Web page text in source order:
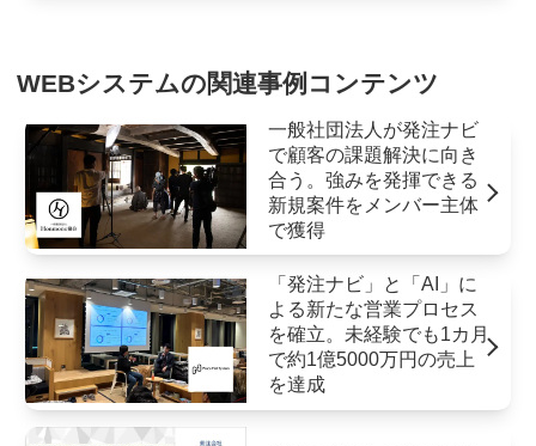
WEBシステムの関連事例コンテンツ
一般社団法人が発注ナビ
で顧客の課題解決に向き
合う。強みを発揮できる
新規案件をメンバー主体
で獲得
「発注ナビ」と「AI」に
よる新たな営業プロセス
を確立。未経験でも1カ月
で約1億5000万円の売上
を達成